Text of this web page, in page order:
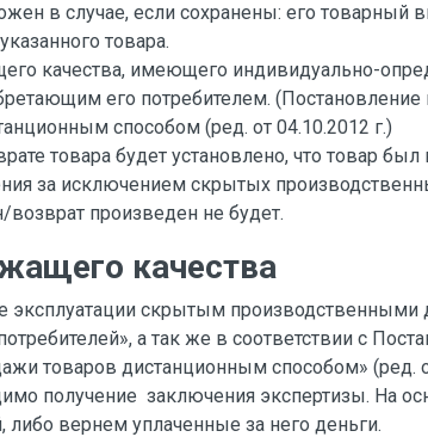
в случае, если сохранены: его товарный
товара.
качества, имеющего индивидуально-
его потребителем. (Постановление
способом (ред. от 04.10.2012 г.)
товара будет установлено, что товар
за исключением скрытых
произведен не будет.
качества
скрытым производственными
а так же в соответствии с
товаров дистанционным способом» (ред.
получение заключения экспертизы. На
вернем уплаченные за него деньги.